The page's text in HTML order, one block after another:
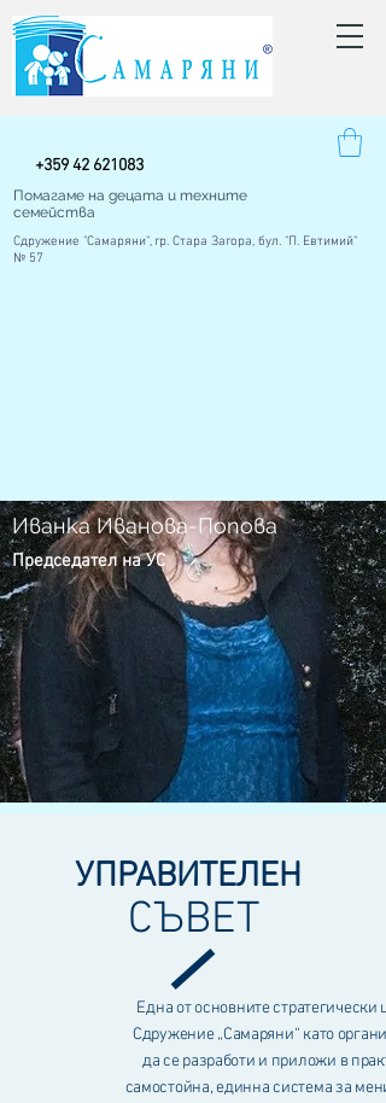
Помагаме на децата и техните
семейства
Сдружение "Самаряни", гр. Стара Загора, бул. "П. Евтимий"
№ 57
+359 42 621083
Иванка Иванова-Попова
Председател на УС
УПРАВИТЕЛЕН
СЪВЕТ
Една от основните стратегически
Сдружение „Самаряни“ като
да се разработи и приложи в
самостойна, единна система за